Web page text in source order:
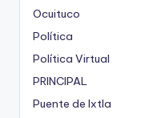
Ocuituco
Política
Política Virtual
PRINCIPAL
Puente de Ixtla